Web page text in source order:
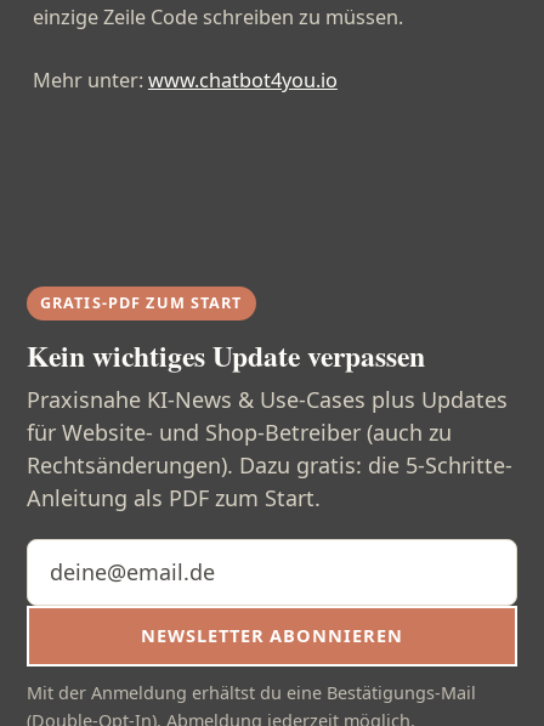
einzige Zeile Code schreiben zu müssen.
Mehr unter: www.chatbot4you.io
GRATIS-PDF ZUM START
Kein wichtiges Update verpassen
Praxisnahe KI-News & Use-Cases plus Updates
für Website- und Shop-Betreiber (auch zu
Rechtsänderungen). Dazu gratis: die 5-Schritte-
Anleitung als PDF zum Start.
E-Mail-Adresse
NEWSLETTER ABONNIEREN
Mit der Anmeldung erhältst du eine Bestätigungs-Mail
(Double-Opt-In). Abmeldung jederzeit möglich.